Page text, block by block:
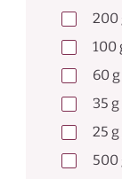
200
100
60 g
35 g
25 g
500